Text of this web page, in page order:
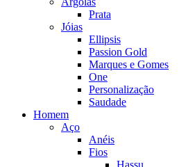
Prata
Jóias
Ellipsis
Passion Gold
Marques e Gomes
One
Personalização
Saudade
Homem
Aço
Anéis
Fios
Hassu